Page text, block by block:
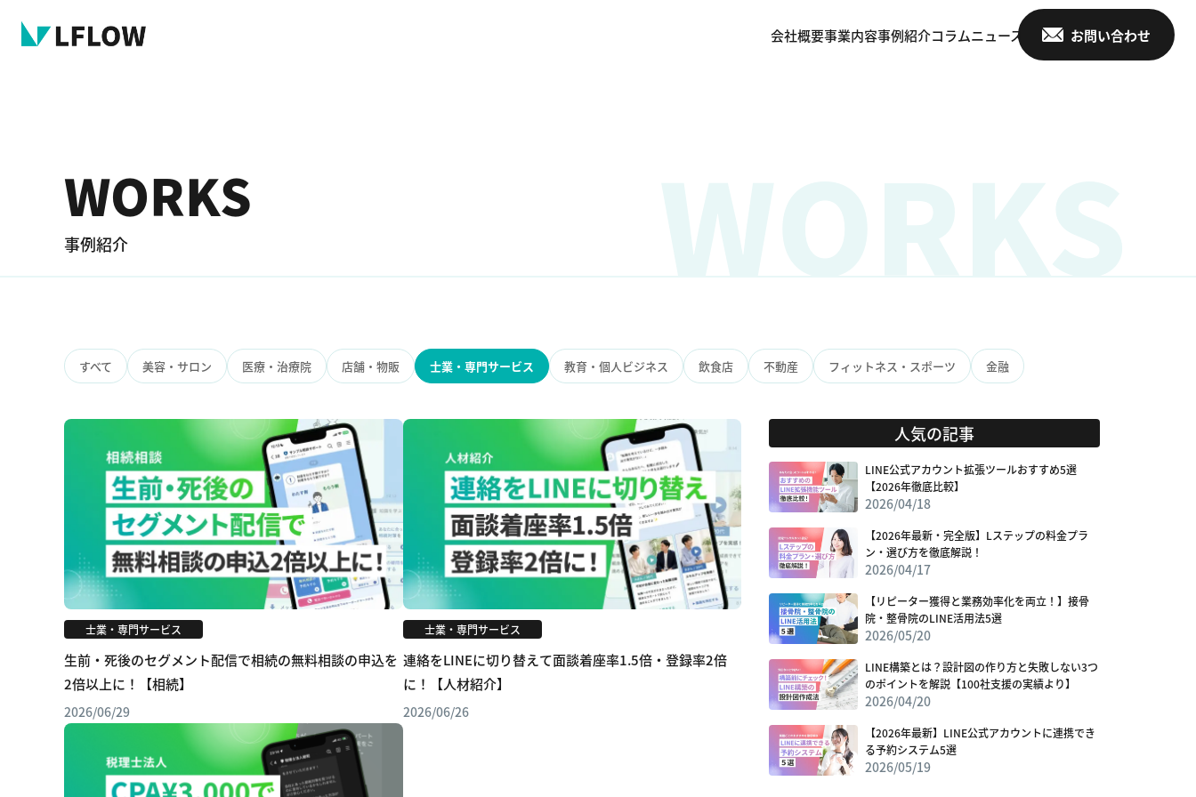
会社概要事業内容事例紹介コラムニュース お問い合わせ
WORKS
事例紹介
すべて 美容・サロン 医療・治療院 店舗・物販 士業・専門サービス 教育・個人ビジネス 飲食店 不動産 フィットネス・スポーツ 金融
士業・専門サービス
生前・死後のセグメント配信で相続の無料相談の申込を
2倍以上に！【相続】
2026/06/29
士業・専門サービス
連絡をLINEに切り替えて面談着座率1.5倍・登録率2倍
に！【人材紹介】
2026/06/26
人気の記事
LINE公式アカウント拡張ツールおすすめ5選
【2026年徹底比較】
2026/04/18
【2026年最新・完全版】Lステップの料金プラ
ン・選び方を徹底解説！
2026/04/17
【リピーター獲得と業務効率化を両立！】接骨
院・整骨院のLINE活用法5選
2026/05/20
LINE構築とは？設計図の作り方と失敗しない3つ
のポイントを解説【100社支援の実績より】
2026/04/20
【2026年最新】LINE公式アカウントに連携でき
る予約システム5選
2026/05/19